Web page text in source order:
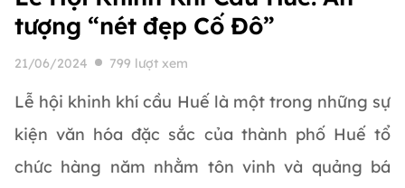
tượng “nét đẹp Cố Đô”
21/06/2024 799 lượt xem
Lễ hội khinh khí cầu Huế là một trong những sự
kiện văn hóa đặc sắc của thành phố Huế tổ
chức hàng năm nhằm tôn vinh và quảng bá